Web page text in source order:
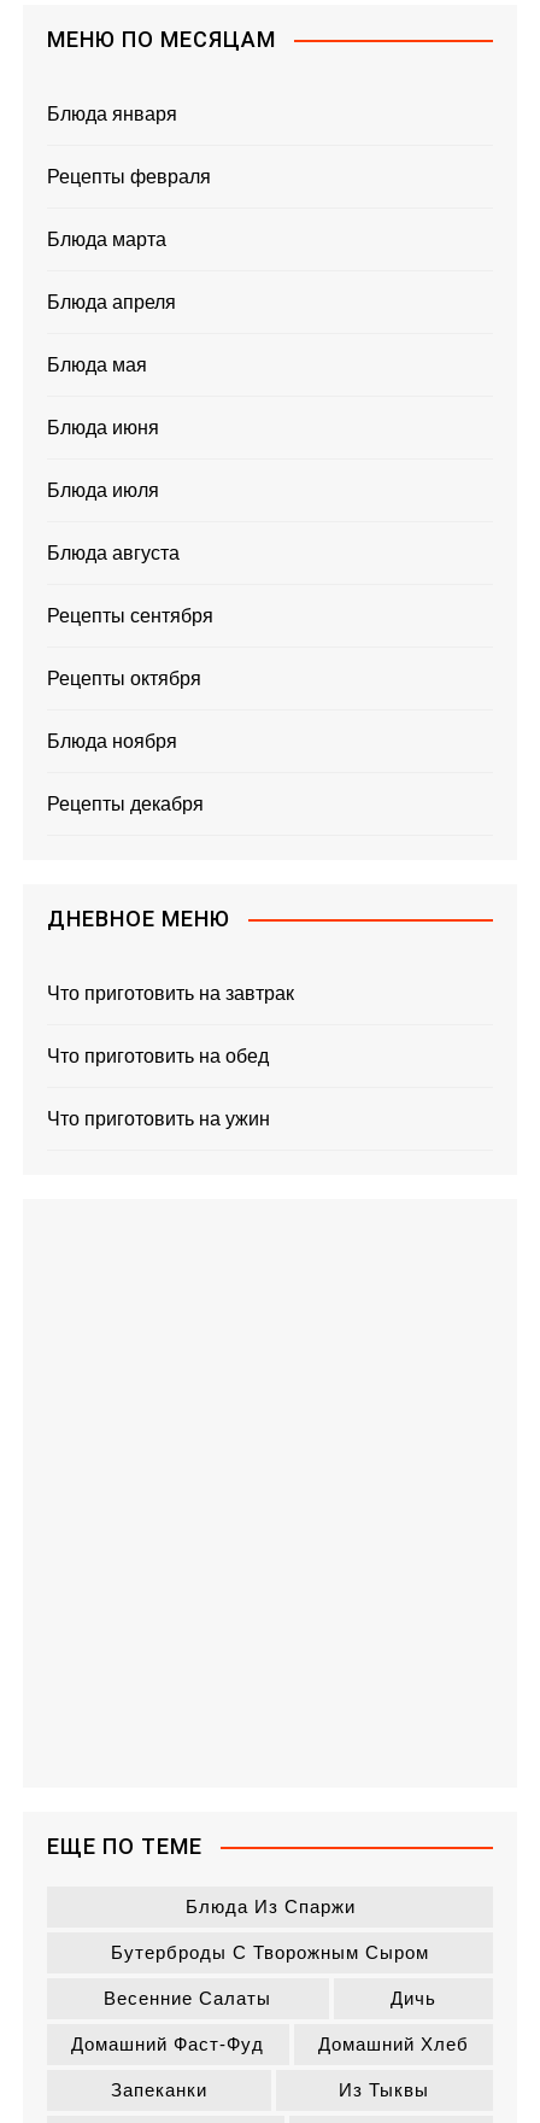
МЕНЮ ПО МЕСЯЦАМ
Блюда января
Рецепты февраля
Блюда марта
Блюда апреля
Блюда мая
Блюда июня
Блюда июля
Блюда августа
Рецепты сентября
Рецепты октября
Блюда ноября
Рецепты декабря
ДНЕВНОЕ МЕНЮ
Что приготовить на завтрак
Что приготовить на обед
Что приготовить на ужин
ЕЩЕ ПО ТЕМЕ
Блюда Из Спаржи
Бутерброды С Творожным Сыром
Весенние Салаты Дичь
Домашний Фаст-Фуд Домашний Хлеб
Запеканки Из Тыквы